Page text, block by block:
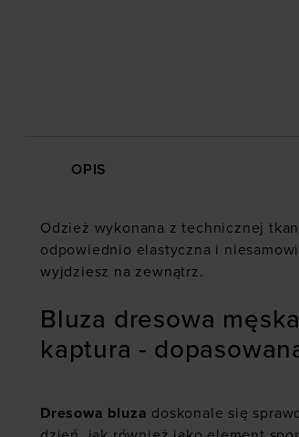
OPIS
Odzież wykonana z technicznej
odpowiednio elastyczna i
wyjdziesz na zewnątrz.
Bluza dresowa
kaptura -
Dresowa bluza doskonale się